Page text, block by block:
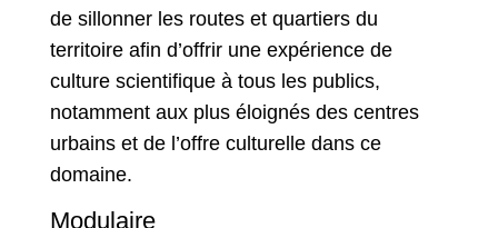
de sillonner les routes et quartiers du
territoire afin d’offrir une expérience de
culture scientifique à tous les publics,
notamment aux plus éloignés des centres
urbains et de l’offre culturelle dans ce
domaine.
Modulaire